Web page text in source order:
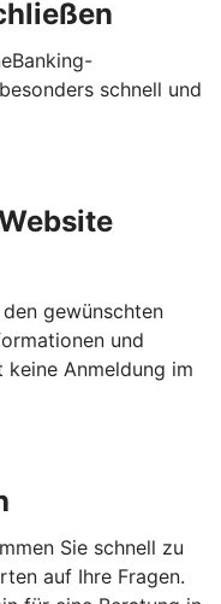
schnell und
gewünschten
und
Anmeldung im
Sie schnell zu
auf Ihre Fragen.